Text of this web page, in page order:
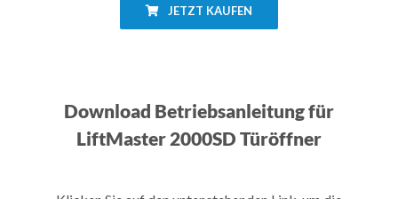
JETZT KAUFEN
Download Betriebsanleitung für
LiftMaster 2000SD Türöffner